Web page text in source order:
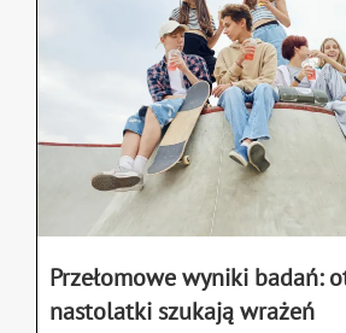
Przełomowe wyniki badań:
nastolatki szukają wrażeń